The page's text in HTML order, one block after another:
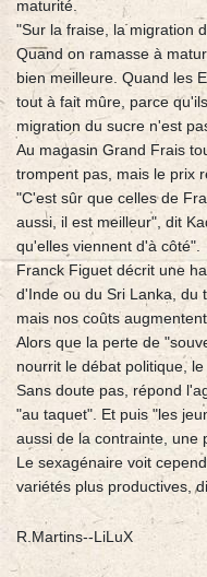
maturité.
"Sur la fraise, la migration
Quand on ramasse à
bien meilleure. Quand les
tout à fait mûre, parce
migration du sucre n'est
Au magasin Grand Frais
trompent pas, mais le prix
"C'est sûr que celles de
aussi, il est meilleur", dit
qu'elles viennent d'à côté".
Franck Figuet décrit une
d'Inde ou du Sri Lanka, du
mais nos coûts
Alors que la perte de
nourrit le débat politique,
Sans doute pas, répond
"au taquet". Et puis "les
aussi de la contrainte, une
Le sexagénaire voit
variétés plus productives,
R.Martins--LiLuX